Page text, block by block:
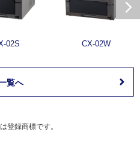
02S CX-02W
覧へ
登録商標です。